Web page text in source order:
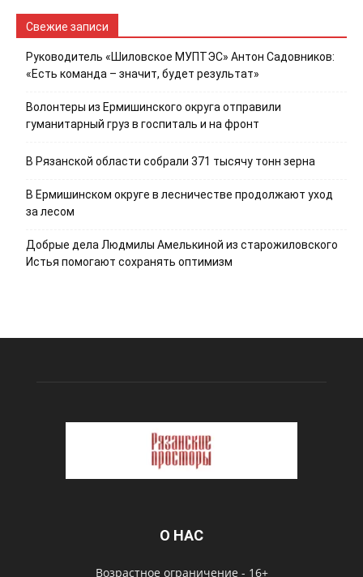
Свежие записи
Руководитель «Шиловское МУПТЭС» Антон Садовников:
«Есть команда – значит, будет результат»
Волонтеры из Ермишинского округа отправили
гуманитарный груз в госпиталь и на фронт
В Рязанской области собрали 371 тысячу тонн зерна
В Ермишинском округе в лесничестве продолжают уход
за лесом
Добрые дела Людмилы Амелькиной из старожиловского
Истья помогают сохранять оптимизм
О НАС
Возрастное ограничение - 16+